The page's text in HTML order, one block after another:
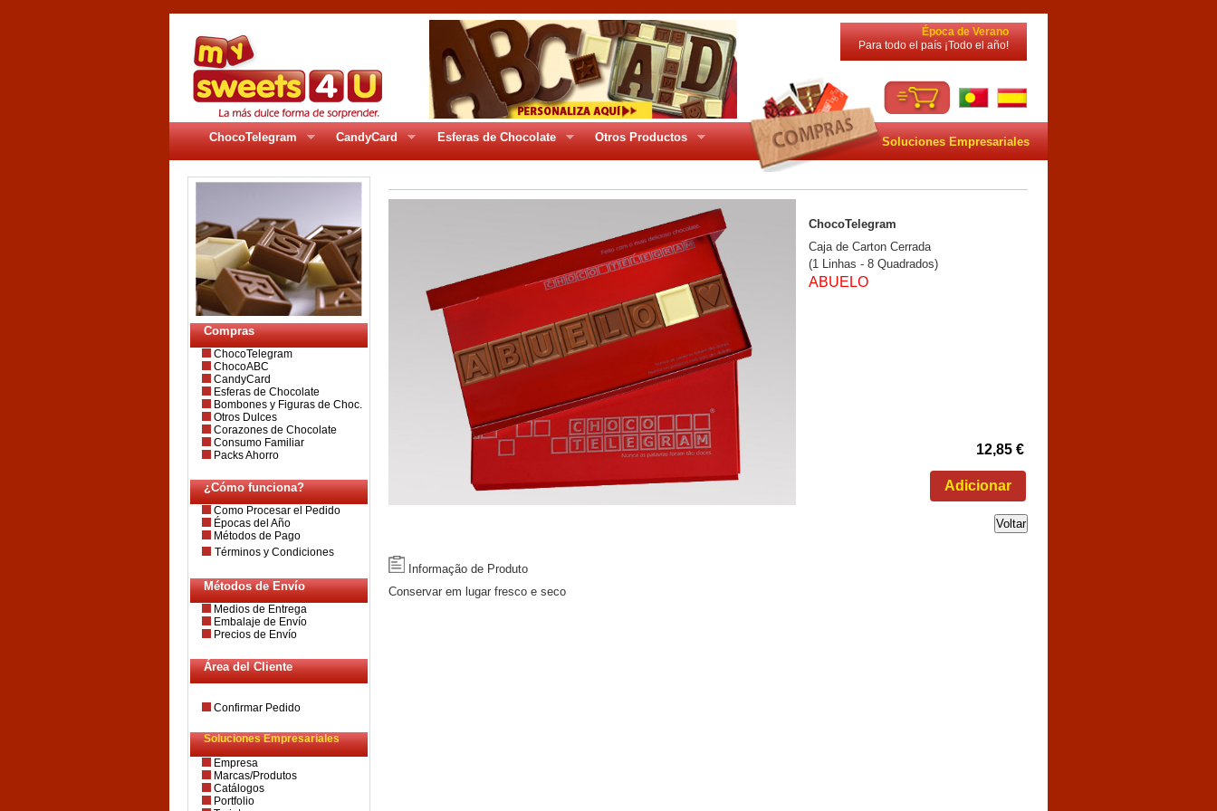
Época de Verano
Para todo el país ¡Todo el año!
Soluciones Empresariales
ChocoTelegram CandyCard Esferas de Chocolate Otros Productos
Compras
ChocoTelegram
ChocoABC
CandyCard
Esferas de Chocolate
Bombones y Figuras de Choc.
Otros Dulces
Corazones de Chocolate
Consumo Familiar
Packs Ahorro
¿Cómo funciona?
Como Procesar el Pedido
Épocas del Año
Métodos de Pago
Términos y Condiciones
Métodos de Envío
Medios de Entrega
Embalaje de Envío
Precios de Envío
Área del Cliente
Confirmar Pedido
Soluciones Empresariales
Empresa
Marcas/Produtos
Catálogos
Portfolio
ChocoTelegram
Caja de Carton Cerrada
(1 Linhas - 8 Quadrados)
ABUELO
12,85 €
Voltar
Informação de Produto
Conservar em lugar fresco e seco